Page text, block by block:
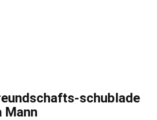
schublade
Mann